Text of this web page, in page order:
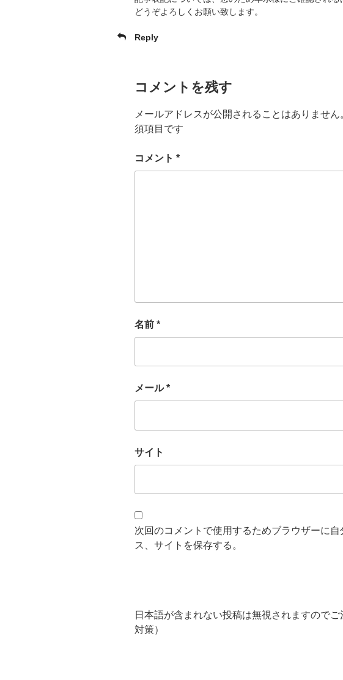
どうぞよろしくお願い致します。
Reply
コメントを残す
メールアドレスが公開されることはありません
須項目です
コメント *
名前 *
メール*
サイト
次回のコメントで使用するためブラウザーに
ス、サイトを保存する。
日本語が含まれない投稿は無視されますので
対策）